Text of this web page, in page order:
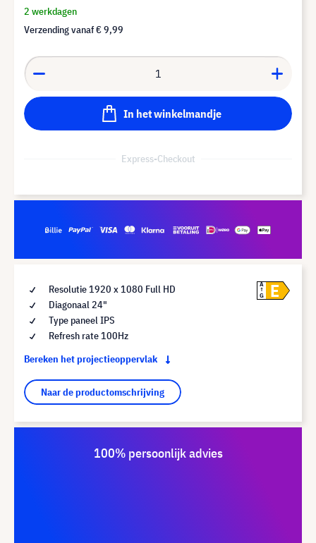
2 werkdagen
Verzending vanaf€ 9,99
In het winkelmandje
Express-Checkout
Resolutie 1920 x 1080 Full HD
Diagonaal 24"
Type paneel IPS
Refresh rate 100Hz
Bereken het projectieoppervlak
Naar de productomschrijving
A
G
E
100% persoonlijk advies